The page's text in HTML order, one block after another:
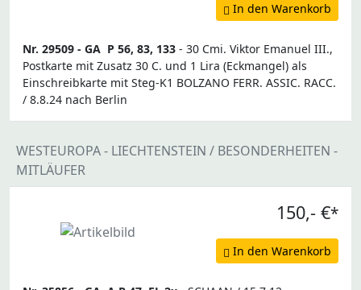
In den Warenkorb
Nr. 29509 - GA P 56, 83, 133 - 30 Cmi. Viktor Emanuel III.,
Postkarte mit Zusatz 30 C. und 1 Lira (Eckmangel) als
Einschreibkarte mit Steg-K1 BOLZANO FERR. ASSIC. RACC.
/ 8.8.24 nach Berlin
WESTEUROPA - LIECHTENSTEIN / BESONDERHEITEN -
MITLÄUFER
150,- €*
In den Warenkorb